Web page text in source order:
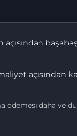
açısından
açısından
daha ve